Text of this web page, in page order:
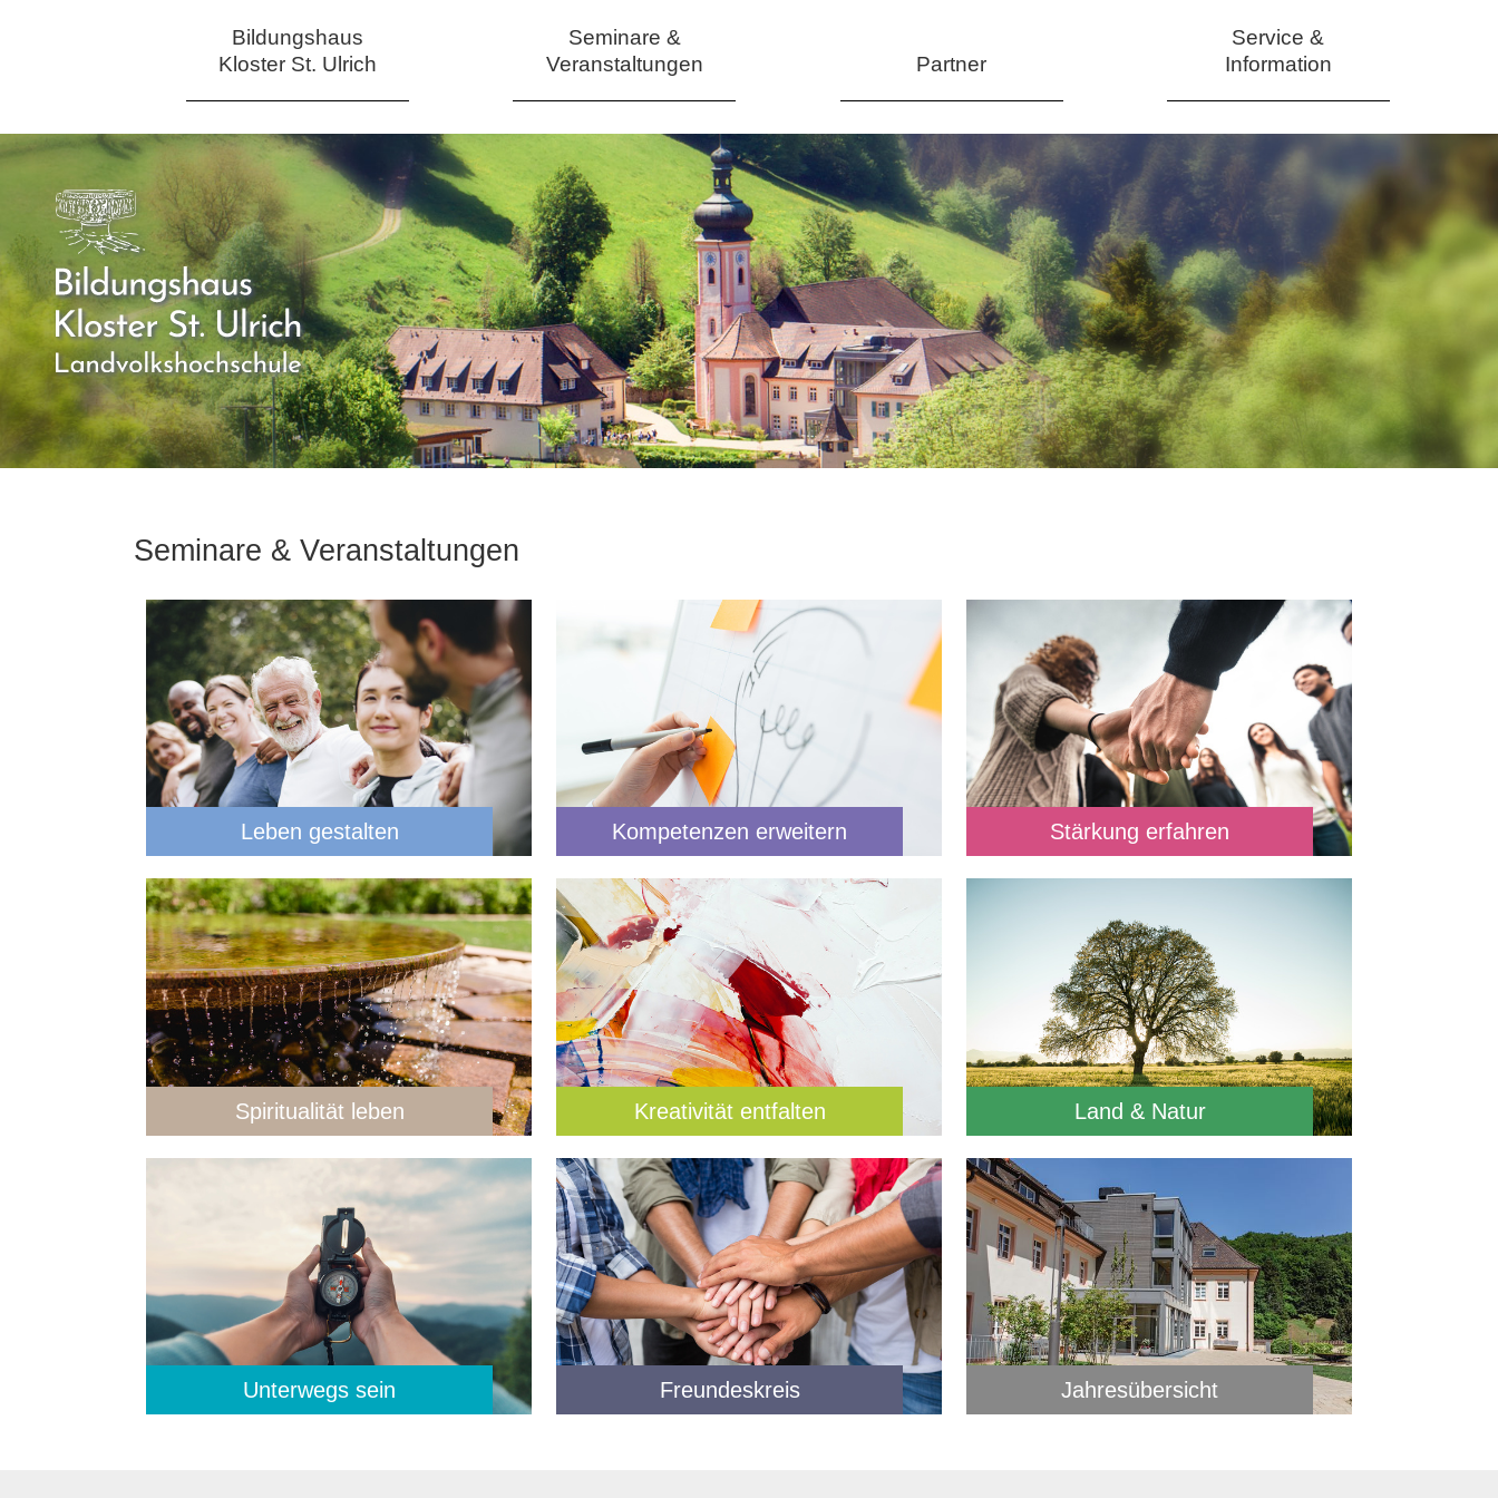
Bildungshaus
Kloster St. Ulrich
Seminare &
Veranstaltungen
Partner
Service &
Information
Seminare & Veranstaltungen
Leben gestalten Kompetenzen erweitern Stärkung erfahren
Spiritualität leben Kreativität entfalten Land & Natur
Unterwegs sein Freundeskreis Jahresübersicht